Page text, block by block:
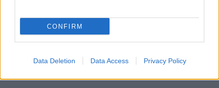
CONFIRM
Data Deletion Data Access Privacy Policy
Aκολουθήστε μας
παντού…